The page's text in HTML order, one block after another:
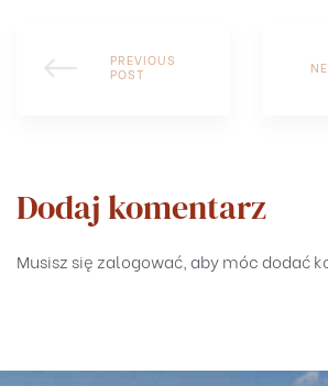
PREVIOUS
POST
Dodaj komentarz
Musisz się zalogować , aby móc dodać